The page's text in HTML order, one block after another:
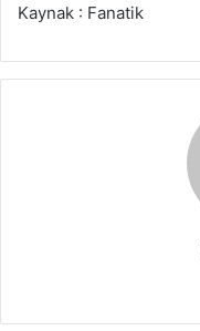
Kaynak : Fanatik